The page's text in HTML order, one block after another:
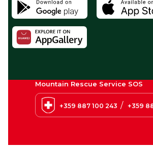
Mountain Rescue Service SOS
+359 887 100 243 / +359